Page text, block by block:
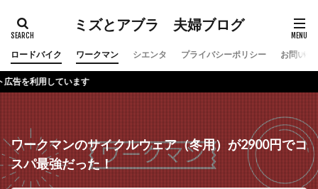
ミズとアブラ 夫婦ブログ
ロードバイク ワークマン シエンタ プライバシーポリシー お問い合
ワークマンのサイクルウェア（冬用）が2900円でコ
スパ最強だった！